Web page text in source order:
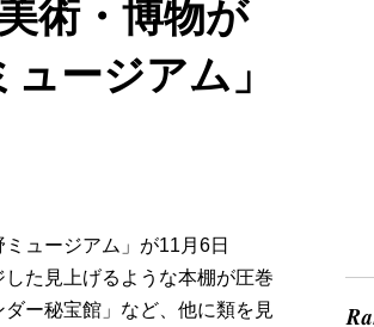
術・博物が
ージアム」
ュージアム」が11月6日
た見上げるような本棚が圧巻
ー秘宝館」など、他に類を見